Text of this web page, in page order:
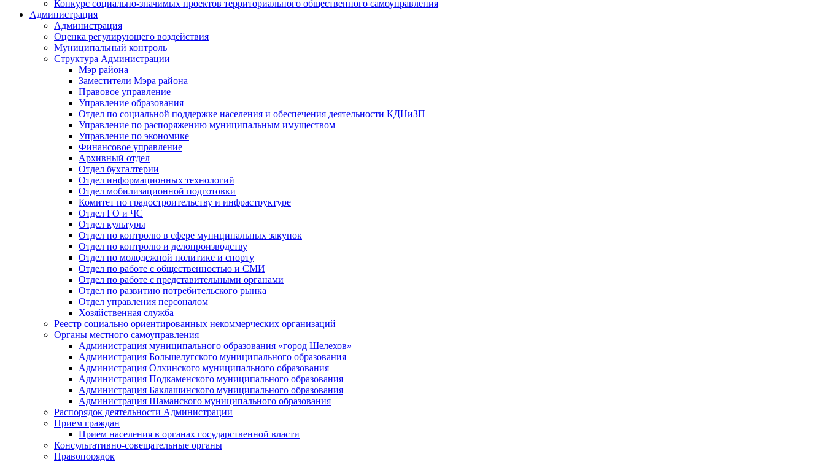
Конкурс социально-значимых проектов территориального общественного самоуправления
Администрация
Администрация
Оценка регулирующего воздействия
Муниципальный контроль
Структура Администрации
Мэр района
Заместители Мэра района
Правовое управление
Управление образования
Отдел по социальной поддержке населения и обеспечения деятельности КДНиЗП
Управление по распоряжению муниципальным имуществом
Управление по экономике
Финансовое управление
Архивный отдел
Отдел бухгалтерии
Отдел информационных технологий
Отдел мобилизационной подготовки
Комитет по градостроительству и инфраструктуре
Отдел ГО и ЧС
Отдел культуры
Отдел по контролю в сфере муниципальных закупок
Отдел по контролю и делопроизводству
Отдел по молодежной политике и спорту
Отдел по работе с общественностью и СМИ
Отдел по работе с представительными органами
Отдел по развитию потребительского рынка
Отдел управления персоналом
Хозяйственная служба
Реестр социально ориентированных некоммерческих организаций
Органы местного самоуправления
Администрация муниципального образования «город Шелехов»
Администрация Большелугского муниципального образования
Администрация Олхинского муниципального образования
Администрация Подкаменского муниципального образования
Администрация Баклашинского муниципального образования
Администрация Шаманского муниципального образования
Распорядок деятельности Администрации
Прием граждан
Прием населения в органах государственной власти
Консультативно-совещательные органы
Правопорядок